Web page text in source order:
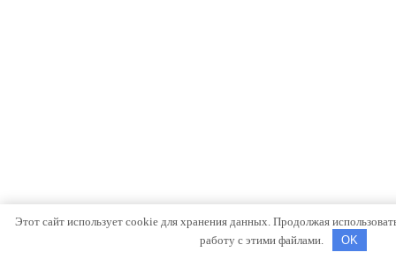
Этот сайт использует cookie для хранения данных. Продолжая
работу с этими файлами.
OK